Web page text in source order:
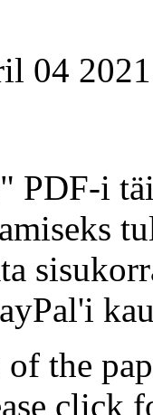
04 2021
PDF-i
the
click